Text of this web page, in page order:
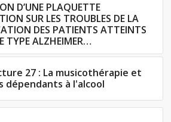
D’UNE PLAQUETTE
SUR LES TROUBLES DE LA
DES PATIENTS ATTEINTS
TYPE ALZHEIMER…
27 : La musicothérapie et
dépendants à l'alcool